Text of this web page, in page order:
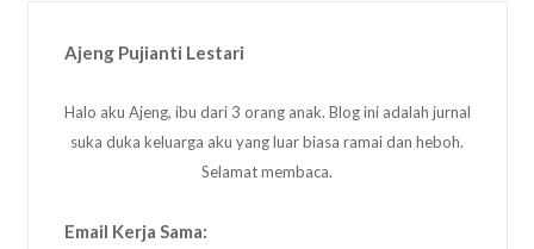
Ajeng Pujianti Lestari
Halo aku Ajeng, ibu dari 3 orang anak. Blog ini adalah jurnal
suka duka keluarga aku yang luar biasa ramai dan heboh.
Selamat membaca.
Email Kerja Sama: